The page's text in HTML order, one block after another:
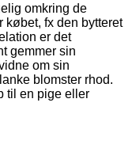
omkring de
fx den bytteret
er det
gemmer sin
om sin
blomster rhod.
til en pige eller